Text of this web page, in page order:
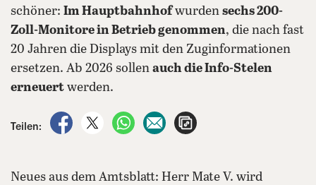
schöner: Im Hauptbahnhofwurden sechs 200-
Zoll-Monitore in Betrieb genommen, die nach fast
20 Jahren die Displays mit den Zuginformationen
ersetzen. Ab 2026 sollen auch die Info-Stelen
erneuert werden.
Teilen:
auf Facebook teilen
auf X teilenper WhatsApp teilen
per E-Mail teilen
Neues aus dem Amtsblatt: Herr Mate V. wird